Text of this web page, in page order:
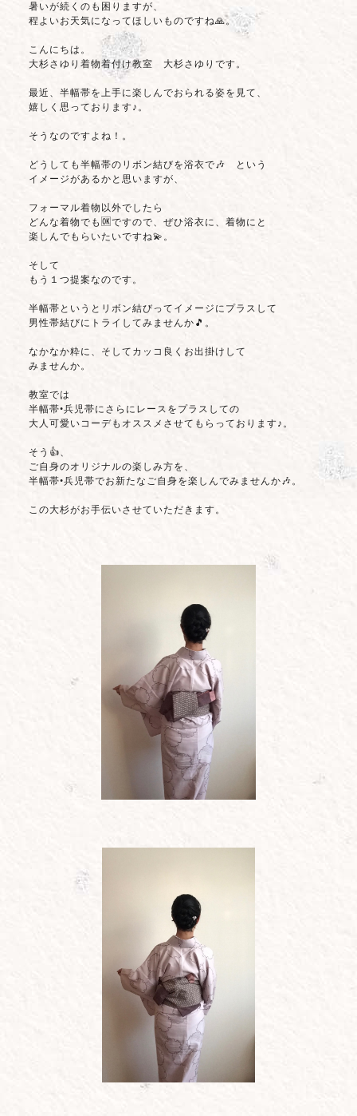
暑いが続くのも困りますが、
程よいお天気になってほしいものですね🙏。
こんにちは。
大杉さゆり着物着付け教室 大杉さゆりです。
最近、半幅帯を上手に楽しんでおられる姿を見て、
嬉しく思っております♪。
そうなのですよね！。
どうしても半幅帯のリボン結びを浴衣で🎶 という
イメージがあるかと思いますが、
フォーマル着物以外でしたら
どんな着物でも🆗ですので、ぜひ浴衣に、着物にと
楽しんでもらいたいですね💫。
そして
もう１つ提案なのです。
半幅帯というとリボン結びってイメージにプラスして
男性帯結びにトライしてみませんか🎵。
なかなか粋に、そしてカッコ良くお出掛けして
みませんか。
教室では
半幅帯•兵児帯にさらにレースをプラスしての
大人可愛いコーデもオススメさせてもらっております♪。
そう👍、
ご自身のオリジナルの楽しみ方を、
半幅帯•兵児帯でお新たなご自身を楽しんでみませんか🎶。
この大杉がお手伝いさせていただきます。